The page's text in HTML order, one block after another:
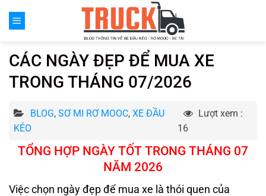
đến
CÁC NGÀY ĐẸP ĐỂ MUA XE
TRONG THÁNG 07/2026
BLOG, SƠ MI RƠ MOOC, XE ĐẦU
KÉO
Lượt xem :
16
TỔNG HỢP NGÀY TỐT TRONG THÁNG 07
NĂM 2026
Việc chọn ngày đẹp để mua xe là thói quen của